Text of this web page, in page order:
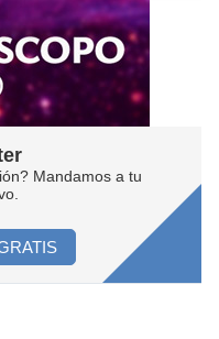
Mandamos a tu